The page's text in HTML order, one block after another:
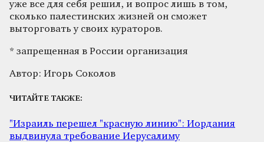
уже все для себя решил, и вопрос лишь в том,
сколько палестинских жизней он сможет
выторговать у своих кураторов.
* запрещенная в России организация
Автор: Игорь Соколов
ЧИТАЙТЕ ТАКЖЕ:
"Израиль перешел "красную линию": Иордания
выдвинула требование Иерусалиму